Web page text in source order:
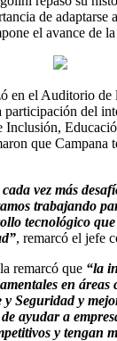
de adaptarse
el avance de
en el Auditorio de
del
Inclusión,
que Campana
vez más
trabajando
tecnológico
, remarcó el jefe
remarcó que “la
en áreas
Seguridad y
ayudar a
y tengan